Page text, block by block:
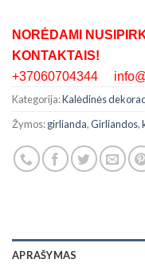
NORĖDAMI
KONTAKTAIS!
+37060704344
Kategorija:Kalėdinės
Žymos:girlianda,Girliandos,
APRAŠYMAS